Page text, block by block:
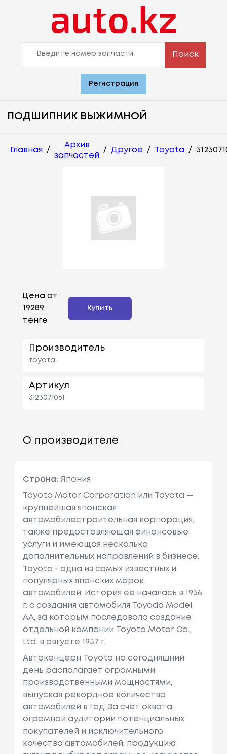
Поиск
Регистрация
ПОДШИПНИК ВЫЖИМНОЙ
Главная /
Архив
запчастей
/ Другое / Toyota /
Цена от
19289
тенге
Купить
Производитель
toyota
Артикул
3123071061
О производителе
Страна: Япония
Toyota Motor Corporation или Toyota —
крупнейшая японская
автомобилестроительная корпорация,
также предоставляющая финансовые
услуги и имеющая несколько
дополнительных направлений в бизнесе.
Toyota - одна из самых известных и
популярных японских марок
автомобилей. История ее началась в 1936
г. с создания автомобиля Toyoda Model
AA, за которым последовало создание
отдельной компании Toyota Motor Co.,
Ltd. в августе 1937 г.
Автоконцерн Toyota на сегодняшний
день располагает огромными
производственными мощностями,
выпуская рекордное количество
автомобилей в год. За счет охвата
огромной аудитории потенциальных
покупателей и исключительного
качества автомобилей, продукцию